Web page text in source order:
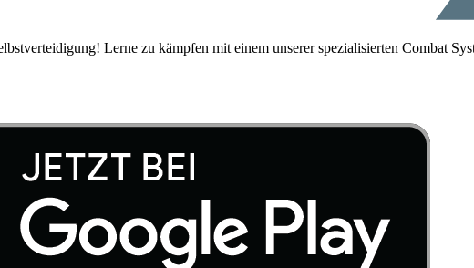
Lerne zu kämpfen mit einem unserer spezialisierten Combat